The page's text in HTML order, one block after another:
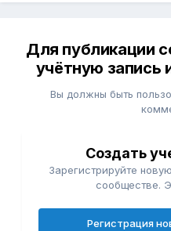
Для публикации
учётную запись
Вы должны быть
Создать
Зарегистрируйте
сообществе.
Регистрация